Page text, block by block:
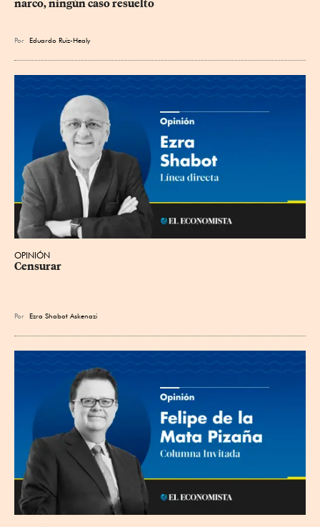
narco, ningún caso resuelto
Por Eduardo Ruiz-Healy
OPINIÓN
Censurar
Por Ezra Shabot Askenazi